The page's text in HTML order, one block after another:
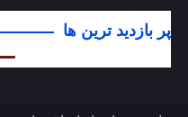
پر بازدید ترین ها